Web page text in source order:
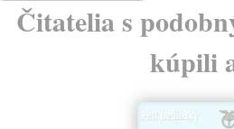
Čitatelia s
kúpili